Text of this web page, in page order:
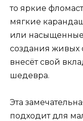
то яркие
мягкие
или
создания живых
внесёт свой
шедевра.
Эта
подходит для